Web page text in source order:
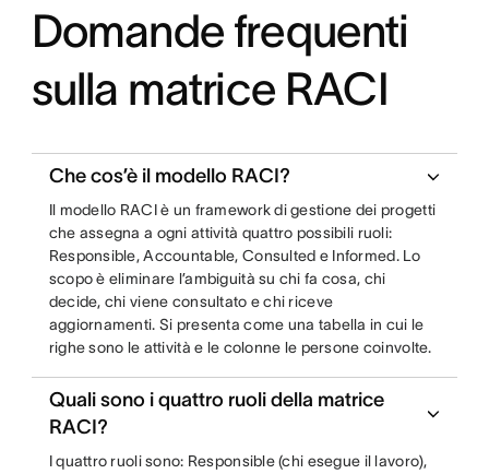
Domande frequenti
sulla matrice RACI
Che cos’è il modello RACI?
Il modello RACI è un framework di gestione dei progetti
che assegna a ogni attività quattro possibili ruoli:
Responsible, Accountable, Consulted e Informed. Lo
scopo è eliminare l’ambiguità su chi fa cosa, chi
decide, chi viene consultato e chi riceve
aggiornamenti. Si presenta come una tabella in cui le
righe sono le attività e le colonne le persone coinvolte.
Quali sono i quattro ruoli della matrice
RACI?
I quattro ruoli sono: Responsible (chi esegue il lavoro),